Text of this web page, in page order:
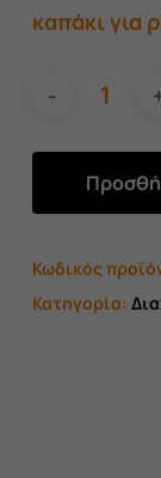
καπάκι για
Κωδικός
Κατηγορία: